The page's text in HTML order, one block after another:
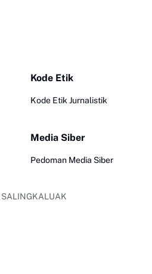
Kode Etik
Kode Etik Jurnalistik
Media Siber
Pedoman Media Siber
SALINGKALUAK